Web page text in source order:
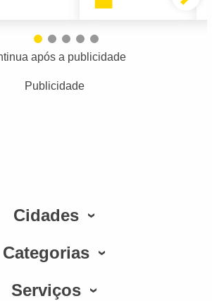
após a publicidade
Publicidade
Cidades
Categorias
Serviços